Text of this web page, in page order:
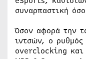
συναρπαστική
Όσον αφορά την
ιντσών, ο
overclocking και